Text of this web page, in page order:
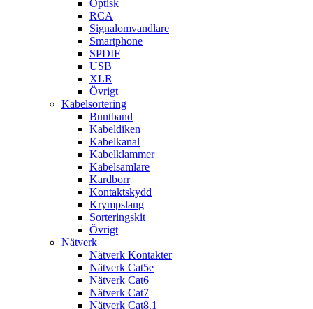
Optisk
RCA
Signalomvandlare
Smartphone
SPDIF
USB
XLR
Övrigt
Kabelsortering
Buntband
Kabeldiken
Kabelkanal
Kabelklammer
Kabelsamlare
Kardborr
Kontaktskydd
Krympslang
Sorteringskit
Övrigt
Nätverk
Nätverk Kontakter
Nätverk Cat5e
Nätverk Cat6
Nätverk Cat7
Nätverk Cat8.1